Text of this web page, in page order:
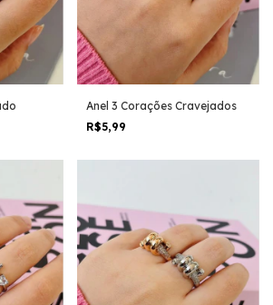
Anel 3 Corações Cravejados
R$5,99